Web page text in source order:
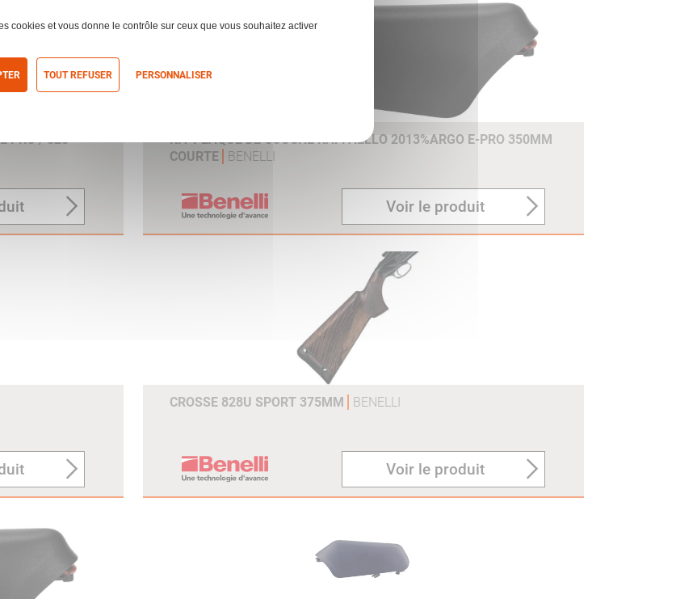
PRO / 828
KIT PLAQUE DE COUCHE RAFFAELLO 2013%ARGO E-PRO 350MM
COURTE
BENELLI
Voir le produit
CROSSE 828U SPORT 375MM BENELLI
Voir le produit
cookies et vous donne le contrôle sur ceux que vous souhaitez activer
TOUT REFUSER PERSONNALISER